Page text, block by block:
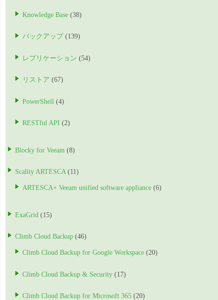
Knowledge Base (38)
バックアップ (139)
レプリケーション (54)
リストア (67)
PowerShell (4)
RESTful API (2)
Blocky for Veeam (8)
Scality ARTESCA (11)
ARTESCA+ Veeam unified software appliance (6)
ExaGrid (15)
Climb Cloud Backup (46)
Climb Cloud Backup for Google Workspace (20)
Climb Cloud Backup & Security (17)
Climb Cloud Backup for Microsoft 365 (20)